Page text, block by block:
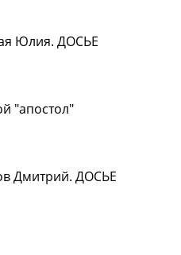
Юлия. ДОСЬЕ
"апостол"
Дмитрий. ДОСЬЕ